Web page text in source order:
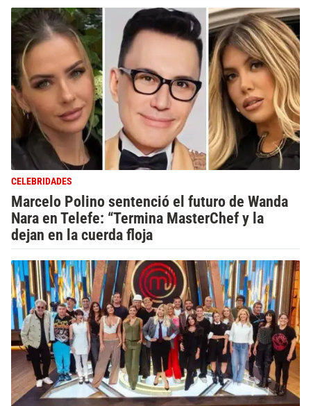
CELEBRIDADES
Marcelo Polino sentenció el futuro de Wanda
Nara en Telefe: “Termina MasterChef y la
dejan en la cuerda floja